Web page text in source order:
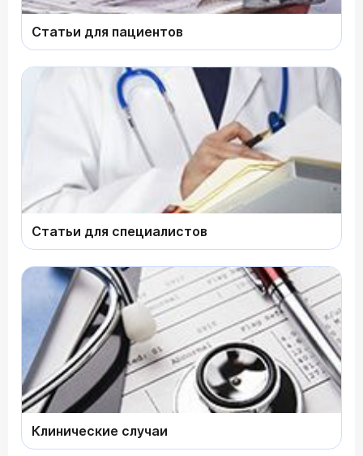
Статьи для пациентов
Статьи для специалистов
Клинические случаи